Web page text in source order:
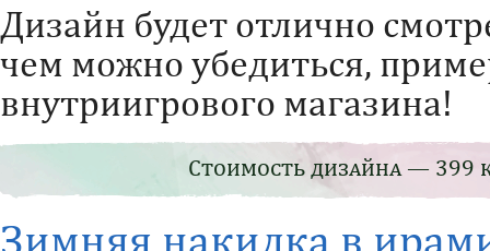
Дизайн будет отлично
чем можно убедиться,
внутриигрового магазина!
Стоимость дизайна — 399
Зимняя накидка в